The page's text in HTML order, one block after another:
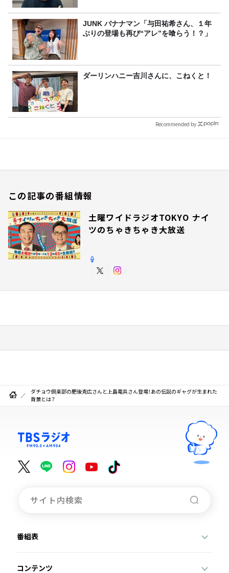
JUNK バナナマン「与田祐希さん、１年
ぶりの登場も再び“アレ”を喰らう！？」
ダーリンハニー吉川さんに、こねくと！
Recommended by
この記事の番組情報
土曜ワイドラジオTOKYO ナイ
ツのちゃきちゃき大放送
ダチョウ倶楽部の肥後克広さんと上島竜兵さん登場！あの伝説のギャグが生まれた
背景とは？
番組表
コンテンツ